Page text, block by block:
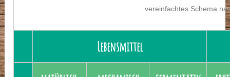
vereinfachtes Schema
Lebensmittel